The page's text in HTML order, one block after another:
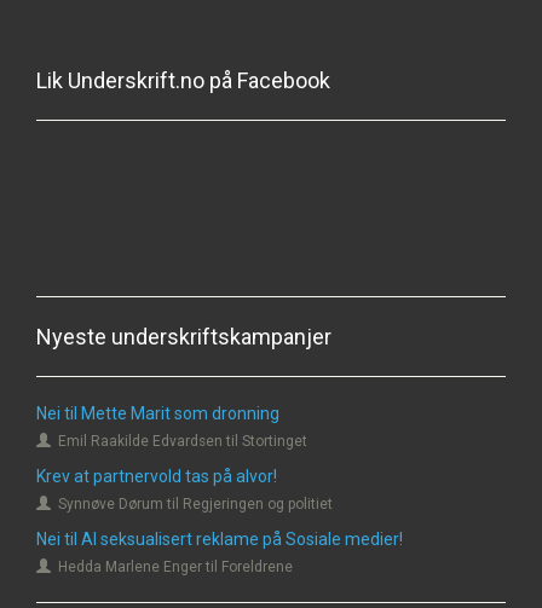
Lik Underskrift.no på Facebook
Nyeste underskriftskampanjer
Nei til Mette Marit som dronning
Emil Raakilde Edvardsen til Stortinget
Krev at partnervold tas på alvor!
Synnøve Dørum til Regjeringen og politiet
Nei til AI seksualisert reklame på Sosiale medier!
Hedda Marlene Enger til Foreldrene